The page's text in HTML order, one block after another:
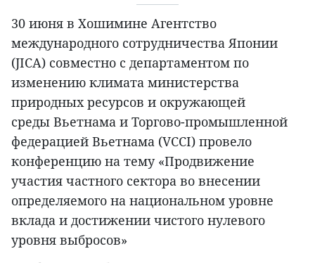
30 июня в Хошимине Агентство
международного сотрудничества Японии
(JICA) совместно с департаментом по
изменению климата министерства
природных ресурсов и окружающей
среды Вьетнама и Торгово-промышленной
федерацией Вьетнама (VCCI) провело
конференцию на тему «Продвижение
участия частного сектора во внесении
определяемого на национальном уровне
вклада и достижении чистого нулевого
уровня выбросов»